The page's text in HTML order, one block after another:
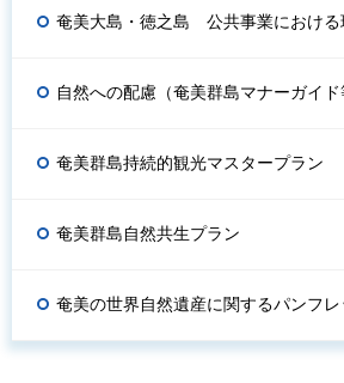
奄美大島・徳之島 公共事業における
自然への配慮（奄美群島マナーガイド
奄美群島持続的観光マスタープラン
奄美群島自然共生プラン
奄美の世界自然遺産に関するパンフ